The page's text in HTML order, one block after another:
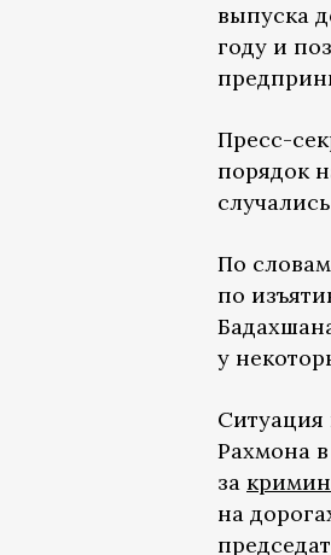
выпуска
году и
Пресс-
порядок
По
по
у
Ситуация
Рахмона
за
на